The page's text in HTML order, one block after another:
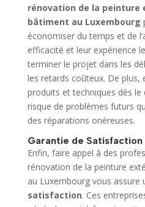
rénovation de la peinture
bâtiment au Luxembourg
économiser du temps et de
efficacité et leur expérience
terminer le projet dans les
les retards coûteux. De plus,
produits et techniques dès le
risque de problèmes futurs
des réparations onéreuses.
Garantie de Satisfaction
Enfin, faire appel à des
rénovation de la peinture
au Luxembourg vous assure
satisfaction. Ces